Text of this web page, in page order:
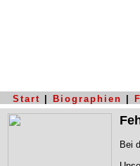
Start Biographien
Bei